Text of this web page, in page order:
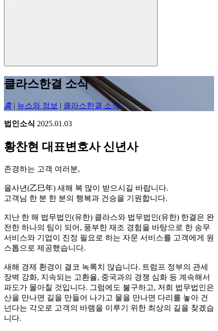
클라스한결 소식
홈 뉴스와 정보 클라스한결 소식
법인소식 2025.01.03
황찬현 대표변호사 신년사
존경하는 고객 여러분,
을사년(乙巳年) 새해 복 많이 받으시길 바랍니다.
고객님 한 분 한 분의 행복과 건승을 기원합니다.
지난 한 해 법무법인(유한) 클라스와 법무법인(유한) 한결은 완
전한 하나의 팀이 되어, 풍부한 재조 경험을 바탕으로 한 송무
서비스와 기업이 진정 필요로 하는 자문 서비스를 고객에게 원
스톱으로 제공했습니다.
새해 경제 환경이 결코 녹록치 않습니다. 트럼프 정부의 관세
장벽 강화, 지속되는 고환율, 중국과의 경쟁 심화 등 계속해서
파도가 몰아칠 것입니다. 그럼에도 불구하고, 저희 법무법인은
산을 만나면 길을 만들어 나가고 물을 만나면 다리를 놓아 건
넌다는 각오로 고객의 바램을 이루기 위한 최상의 길을 찾겠습
니다.